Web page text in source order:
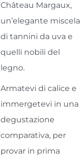
Château Margaux,
un’elegante miscela
di tannini da uva e
quelli nobili del
legno.
Armatevi di calice e
immergetevi in una
degustazione
comparativa, per
provar in prima